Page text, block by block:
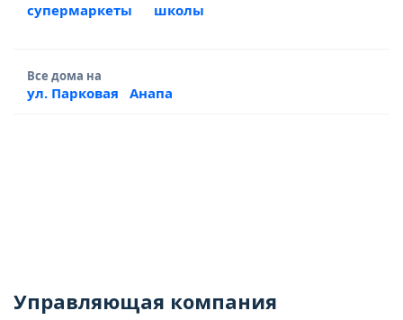
супермаркеты
школы
Все дома на
ул. Парковая Анапа
Управляющая компания